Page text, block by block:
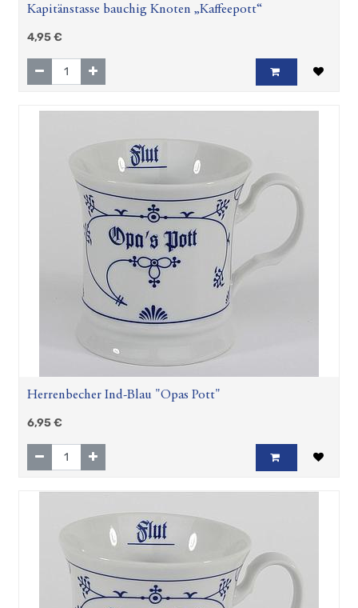
Kapitänstasse bauchig Knoten „Kaffeepott“
4,95€
Herrenbecher Ind-Blau "Opas Pott"
6,95€